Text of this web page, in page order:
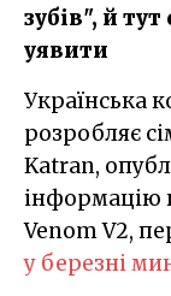
зубів", й
уявити
Українська компанія MAC HUB, що
розробляє
Katran,
інформацію
Venom V2,
у березні